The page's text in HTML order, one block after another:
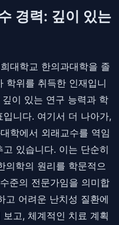
경력: 깊이 있는
대학교 한의과대학을 졸
학위를 취득한 인재입니
이 있는 연구 능력과 학
니다. 여기서 더 나아가,
학에서 외래교수를 역임
있습니다. 이는 단순히
의학의 원리를 학문적으
준의 전문가임을 의미합
고 어려운 난치성 질환에
고, 체계적인 치료 계획